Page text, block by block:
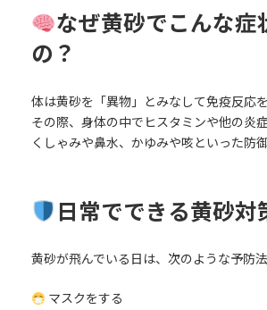
なぜ黄砂でこんな症
の？
体は黄砂を「異物」とみなして免疫反応を
その際、身体の中でヒスタミンや他の炎
くしゃみや鼻水、かゆみや咳といった防
日常でできる黄砂対
黄砂が飛んでいる日は、次のような予防
マスクをする